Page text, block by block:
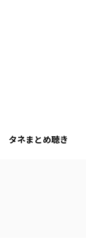
タネまとめ聴き